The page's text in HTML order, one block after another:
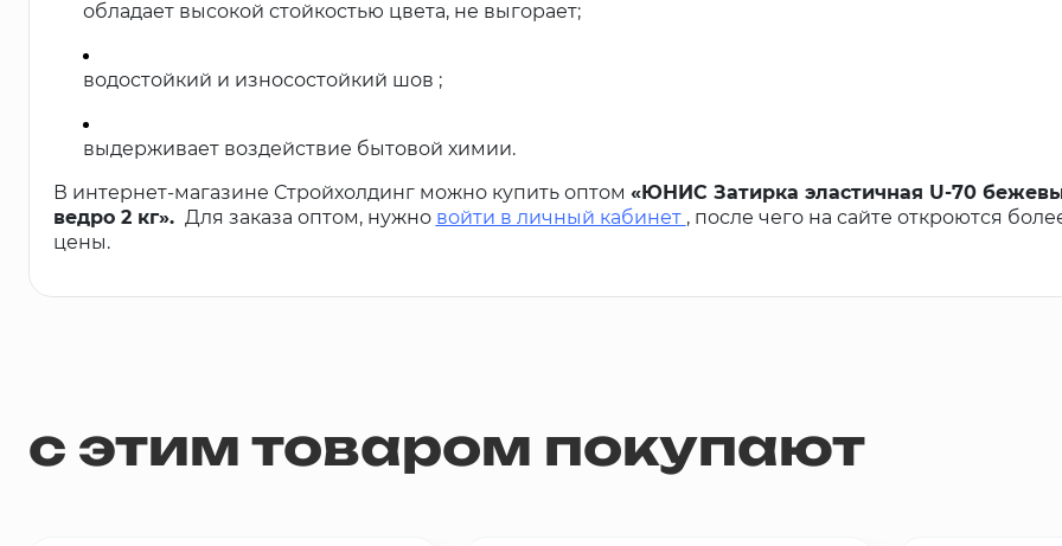
обладает высокой стойкостью цвета, не выгорает;
водостойкий и износостойкий шов ;
выдерживает воздействие бытовой химии.
В интернет-магазине Стройхолдинг можно купить оптом «ЮНИС Затирка эластичная U-70
ведро 2 кг». Для заказа оптом, нужно войти в личный кабинет , после чего на сайте откроются
цены.
с этим товаром покупают